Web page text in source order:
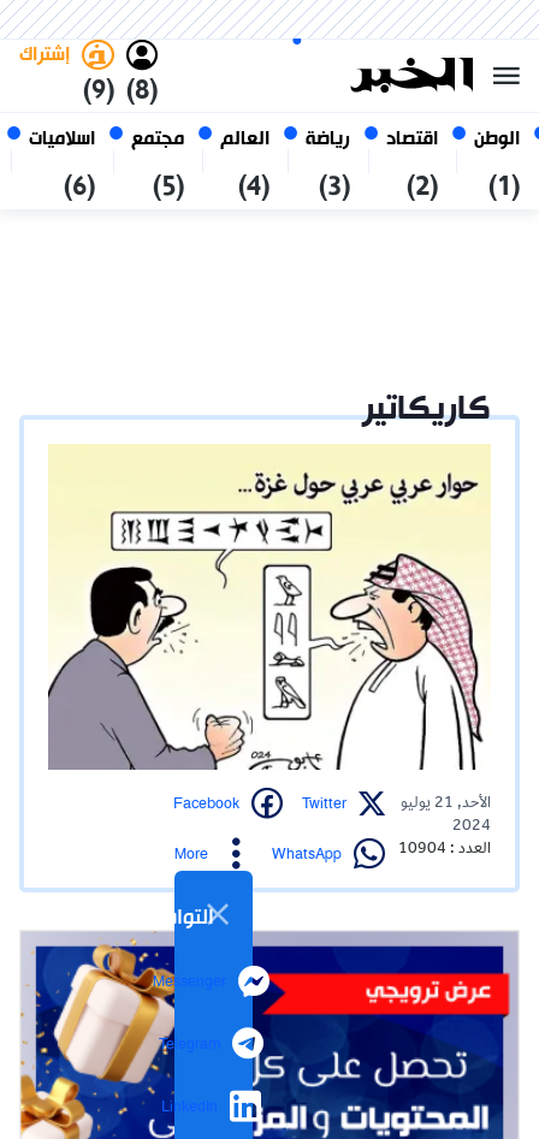
الوطن
(1)
اقتصاد
(2)
رياضة
(3)
العالم
(4)
مجتمع
(5)
اسلاميات
(6)
(8)
إشتراك
(9)
أغسطس 2026
الجزائر
كاريكاتير
الأحد, 21 يوليو
2024
العدد : 10904
Twitter
Facebook
WhatsApp
More
التواصل الاجتماعي
Messenger
Telegram
LinkedIn